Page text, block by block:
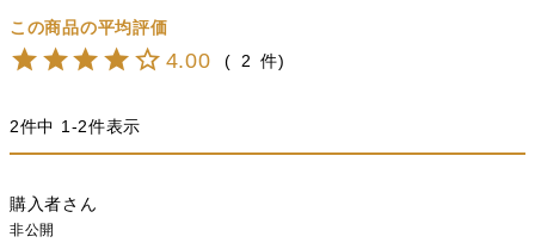
4.00 2
2件中 1-2件表示
購入者
非公開